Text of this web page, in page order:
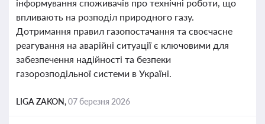
інформування споживачів про технічні роботи, що
впливають на розподіл природного газу.
Дотримання правил газопостачання та своєчасне
реагування на аварійні ситуації є ключовими для
забезпечення надійності та безпеки
газорозподільної системи в Україні.
LIGA ZAKON,07 березня 2026